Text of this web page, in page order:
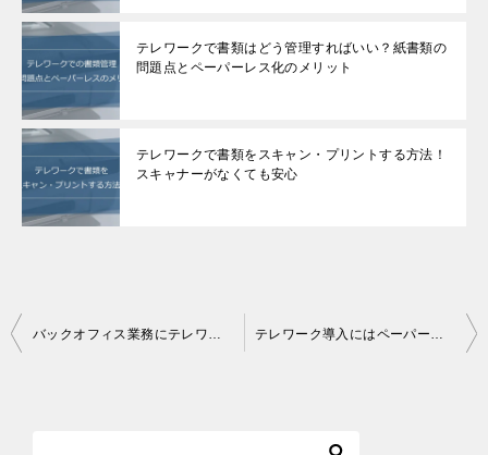
テレワークで書類はどう管理すればいい？紙書類の
問題点とペーパーレス化のメリット
テレワークで書類をスキャン・プリントする方法！
スキャナーがなくても安心
投
バックオフィス業務にテレワークを導入するための課題と方法 テレワーク導入にはペーパーレス化が必須！重要性とポイントを解説